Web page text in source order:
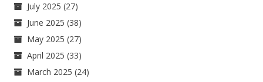
July 2025 (27)
June 2025 (38)
May 2025 (27)
April 2025 (33)
March 2025 (24)